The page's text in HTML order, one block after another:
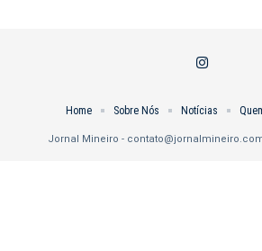
Jornal Mineiro -
Home Sobre Nós Notícias